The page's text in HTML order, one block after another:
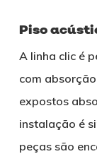
Piso
A linha clic é
com
expostos
instalação é
peças são